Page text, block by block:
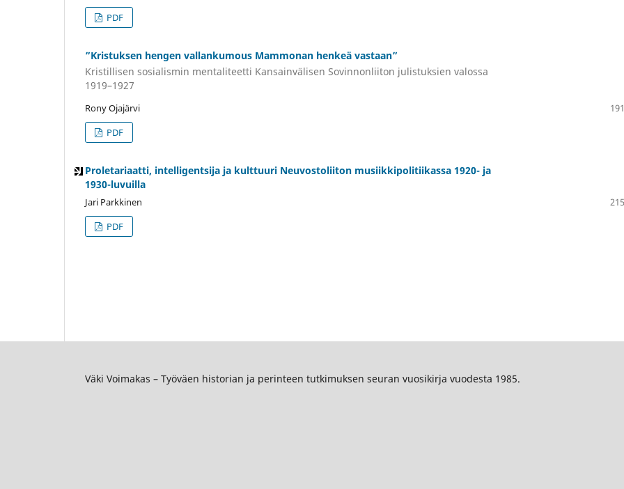
PDF
”Kristuksen hengen vallankumous Mammonan henkeä vastaan”
Kristillisen sosialismin mentaliteetti Kansainvälisen Sovinnonliiton julistuksien valossa
1919–1927
Rony Ojajärvi
PDF
Proletariaatti, intelligentsija ja kulttuuri Neuvostoliiton musiikkipolitiikassa 1920- ja
1930-luvuilla
Jari Parkkinen
PDF
Väki Voimakas – Työväen historian ja perinteen tutkimuksen seuran vuosikirja vuodesta 1985.